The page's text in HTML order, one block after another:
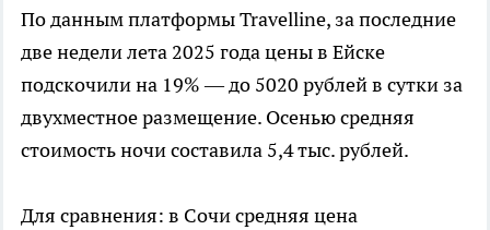
По данным платформы Travelline, за последние
две недели лета 2025 года цены в Ейске
подскочили на 19% — до 5020 рублей в сутки за
двухместное размещение. Осенью средняя
стоимость ночи составила 5,4 тыс. рублей.
Для сравнения: в Сочи средняя цена